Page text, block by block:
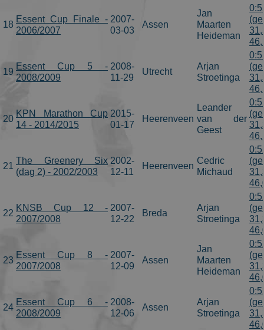
18
Essent Cup Finale -
2006/2007
2007-
03-03
Assen
Jan
Maarten
Heideman
19
Essent Cup 5 -
2008/2009
2008-
11-29
Utrecht
Arjan
Stroetinga
20
KPN Marathon Cup
14 - 2014/2015
2015-
01-17
Heerenveen
Leander
van der
Geest
21
The Greenery Six
(dag 2) - 2002/2003
2002-
12-11
Heerenveen
Cedric
Michaud
22
KNSB Cup 12 -
2007/2008
2007-
12-22
Breda
Arjan
Stroetinga
23
Essent Cup 8 -
2007/2008
2007-
12-09
Assen
Jan
Maarten
Heideman
24
Essent Cup 6 -
2008/2009
2008-
12-06
Assen
Arjan
Stroetinga